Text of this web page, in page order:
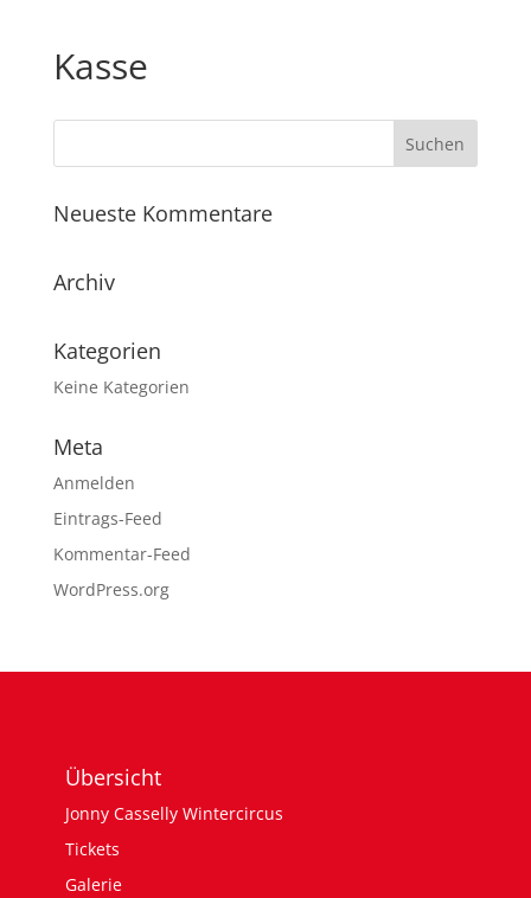
Kasse
Neueste Kommentare
Archiv
Kategorien
Keine Kategorien
Meta
Anmelden
Eintrags-Feed
Kommentar-Feed
WordPress.org
Übersicht
Jonny Casselly Wintercircus
Tickets
Galerie